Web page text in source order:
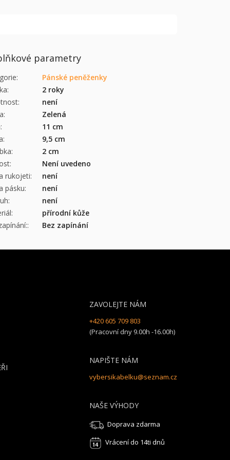
parametry
:
Pánské peněženky
:
2 roky
:
není
:
Zelená
:
11 cm
:
9,5 cm
:
2 cm
:
Není uvedeno
rukojeti:
není
pásku:
není
:
není
:
přírodní kůže
: Bez zapínání
ZAVOLEJTE NÁM
+420 605 709 803
(Pracovní dny 9.00h -16.00h)
NAPIŠTE NÁM
vybersikabelku@seznam.cz
NAŠE VÝHODY
Doprava zdarma
Vrácení do 14ti dnů